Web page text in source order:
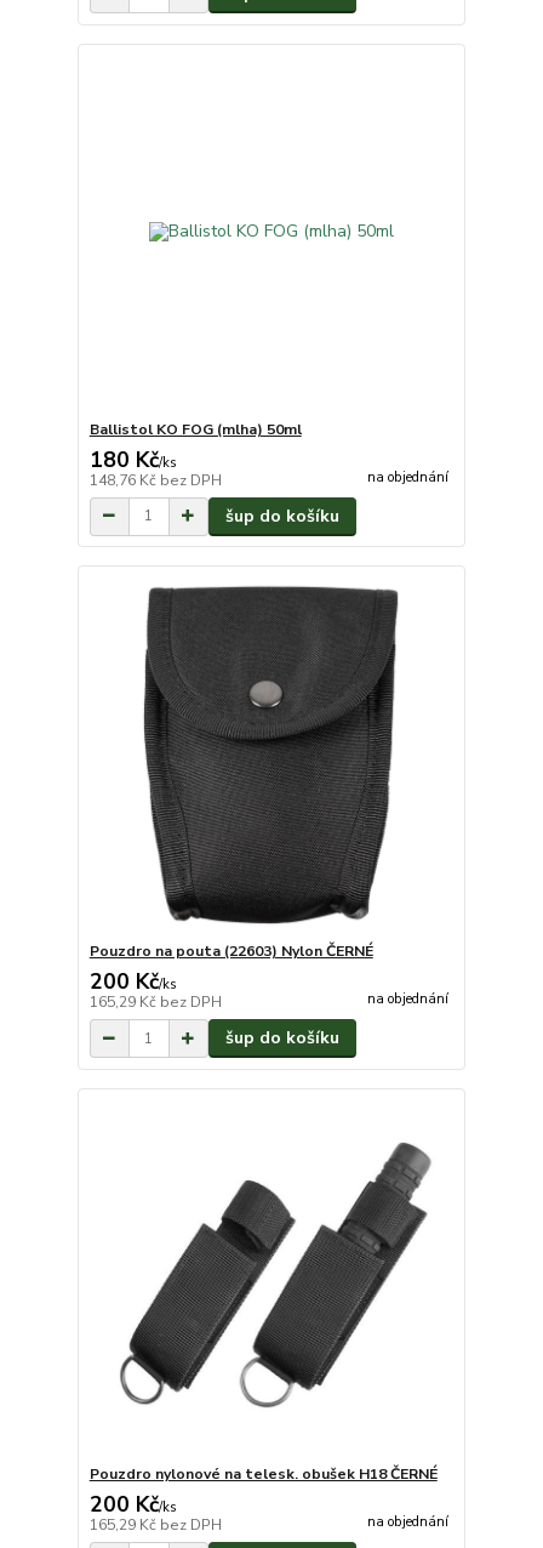
Ballistol KO FOG (mlha) 50ml
180 Kč/ks
148,76 Kč bez DPH na objednání
šup do košíku
Pouzdro na pouta (22603) Nylon ČERNÉ
200 Kč/ks
165,29 Kč bez DPH na objednání
šup do košíku
Pouzdro nylonové na telesk. obušek H18 ČERNÉ
200 Kč/ks
165,29 Kč bez DPH na objednání